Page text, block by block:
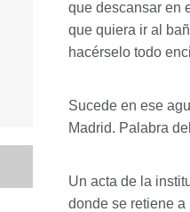
que descansar en
que quiera ir al
hacérselo todo
Sucede en ese
Madrid. Palabra
Un acta de la
donde se retiene